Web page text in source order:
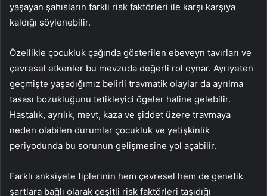
yaşayan şahısların farklı risk faktörleri ile karşı karşıya
kaldığı söylenebilir.
Özellikle çocukluk çağında gösterilen ebeveyn tavırları ve
çevresel etkenler bu mevzuda değerli rol oynar. Ayrıyeten
geçmişte yaşadığımız belirli travmatik olaylar da ayrılma
tasası bozukluğunu tetikleyici ögeler haline gelebilir.
Hastalık, ayrılık, mevt, kaza ve şiddet üzere travmaya
neden olabilen durumlar çocukluk ve yetişkinlik
periyodunda bu sorunun gelişmesine yol açabilir.
Farklı anksiyete tiplerinin hem çevresel hem de genetik
şartlara bağlı olarak çeşitli risk faktörleri taşıdığı